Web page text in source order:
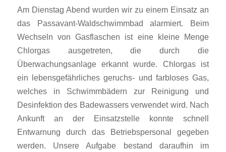
Am Dienstag Abend wurden wir zu einem Einsatz an
das Passavant-Waldschwimmbad alarmiert. Beim
Wechseln von Gasflaschen ist eine kleine Menge
Chlorgas ausgetreten, die durch die
Überwachungsanlage erkannt wurde. Chlorgas ist
ein lebensgefährliches geruchs- und farbloses Gas,
welches in Schwimmbädern zur Reinigung und
Desinfektion des Badewassers verwendet wird. Nach
Ankunft an der Einsatzstelle konnte schnell
Entwarnung durch das Betriebspersonal gegeben
werden. Unsere Aufgabe bestand daraufhin im